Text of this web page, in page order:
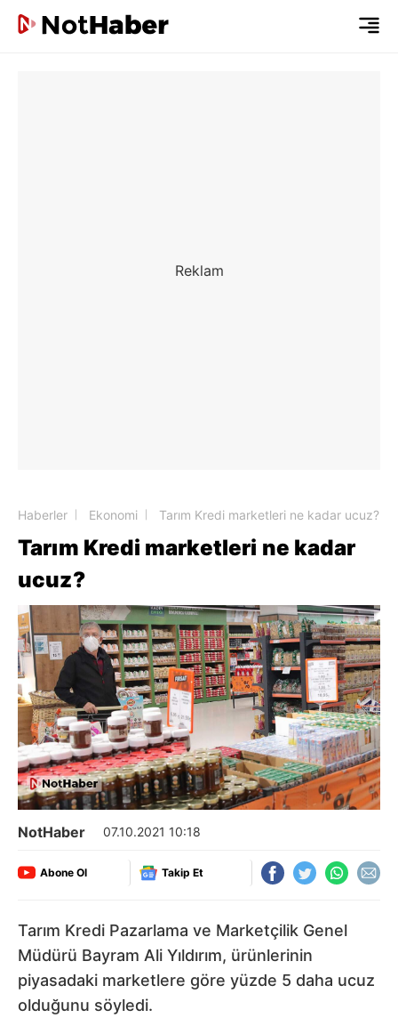
Haberler Ekonomi Tarım Kredi marketleri ne kadar ucuz?
Tarım Kredi marketleri ne kadar
ucuz?
NotHaber 07.10.2021 10:18
Abone Ol Takip Et
Tarım Kredi Pazarlama ve Marketçilik Genel
Müdürü Bayram Ali Yıldırım, ürünlerinin
piyasadaki marketlere göre yüzde 5 daha ucuz
olduğunu söyledi.